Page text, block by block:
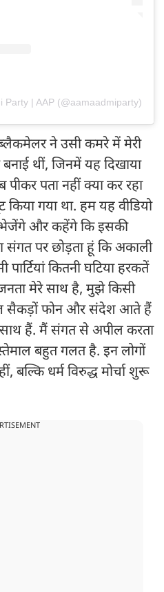
Party | AAP (@aamaadmiparty)
ने उसी कमरे में मेरी
थीं, जिनमें यह दिखाया
पता नहीं क्या कर रहा
गया था. हम यह वीडियो
भेजेंगे और कहेंगे कि इसकी
पर छोड़ता हूं कि अकाली
कितनी घटिया हरकतें
मेरे साथ है, मुझे किसी
सैकड़ों फोन और संदेश आते हैं
हैं. मैं संगत से अपील करता
बहुत गलत है. इन लोगों
बल्कि धर्म विरुद्ध मोर्चा शुरू